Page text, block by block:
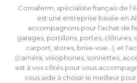
Comaferm, spécialiste français de
est une entreprise basée en
accompagnons pour l'achat de
garages, portillons, portes, clôtures,
carport, stores, brise-vue...), et
(caméra, visiophones, sonnettes,
est à vos côtés pour vous
vous aide à choisir le meilleur